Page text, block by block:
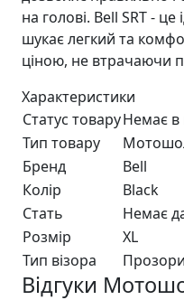
на голові. Bell SRT -
шукає легкий та
ціною, не втрачаючи
Характеристики
Статус товаруНемає в
Тип товару
Бренд
Bell
Колір
Black
Стать
Немає
Розмір
XL
Тип візора
Відгуки